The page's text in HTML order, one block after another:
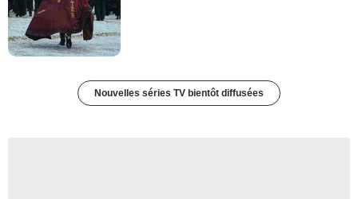
Nouvelles séries TV bientôt diffusées